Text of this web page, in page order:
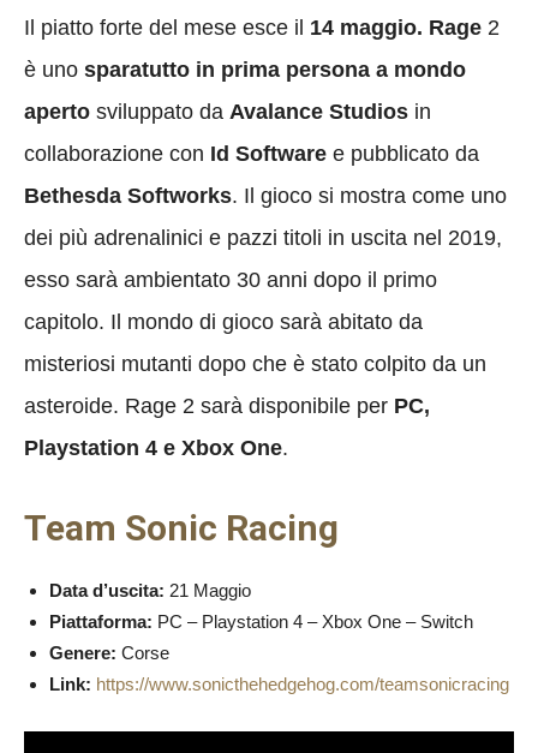
Il piatto forte del mese esce il 14 maggio. Rage 2
è uno sparatutto in prima persona a mondo
aperto sviluppato da Avalance Studios in
collaborazione con Id Software e pubblicato da
Bethesda Softworks. Il gioco si mostra come uno
dei più adrenalinici e pazzi titoli in uscita nel 2019,
esso sarà ambientato 30 anni dopo il primo
capitolo. Il mondo di gioco sarà abitato da
misteriosi mutanti dopo che è stato colpito da un
asteroide. Rage 2 sarà disponibile per PC,
Playstation 4 e Xbox One.
Team Sonic Racing
Data d’uscita: 21 Maggio
Piattaforma: PC – Playstation 4 – Xbox One – Switch
Genere: Corse
Link: https://www.sonicthehedgehog.com/teamsonicracing